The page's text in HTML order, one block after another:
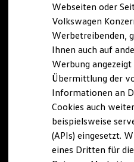
Volkswagen
R-Kollektion
GTI Kollektion
Fußball Drop
we drive football
#wedriveproud
Besitzer und Service
myVolkswagen
Software Updates
Service und
Inspektion
Reparaturen
Motorenöl
Räder und
Webseiten oder
Volkswagen
Werbetreibenden,
Ihnen auch auf
Werbung
Übermittlung der
Informationen an
Cookies auch
beispielsweise
(APIs) eingesetzt.
eines Dritten für